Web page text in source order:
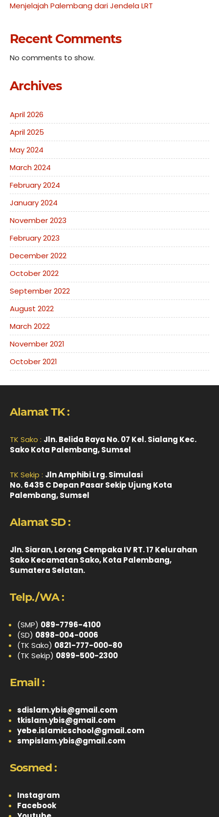
Menjelajah Palembang dari Jendela LRT
Recent Comments
No comments to show.
Archives
April 2026
April 2025
May 2024
March 2024
February 2024
January 2024
November 2023
February 2023
December 2022
October 2022
September 2022
August 2022
March 2022
November 2021
October 2021
Alamat TK :
TK Sako : Jln. Belida Raya No. 07 Kel. Sialang Kec.
Sako Kota Palembang, Sumsel
TK Sekip : Jln Amphibi Lrg. Simulasi
No. 6435 C Depan Pasar Sekip Ujung Kota
Palembang, Sumsel
Alamat SD :
Jln. Siaran, Lorong Cempaka IV RT. 17 Kelurahan
Sako Kecamatan Sako, Kota Palembang,
Sumatera Selatan.
Telp./WA :
(SMP) 089-7796-4100
(SD) 0898-004-0006
(TK Sako) 0821-777-000-80
(TK Sekip) 0899-500-2300
Email :
sdislam.ybis@gmail.com
tkislam.ybis@gmail.com
yebe.islamicschool@gmail.com
smpislam.ybis@gmail.com
Sosmed :
Instagram
Facebook